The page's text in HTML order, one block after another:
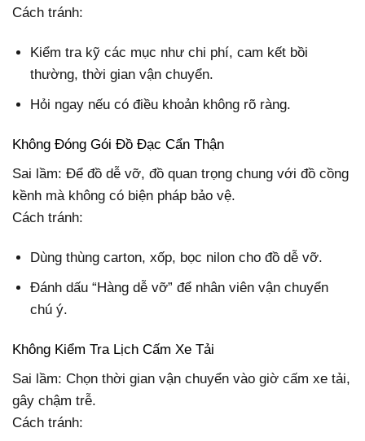
Cách tránh:
Kiểm tra kỹ các mục như chi phí, cam kết bồi
thường, thời gian vận chuyển.
Hỏi ngay nếu có điều khoản không rõ ràng.
Không Đóng Gói Đồ Đạc Cẩn Thận
Sai lầm: Để đồ dễ vỡ, đồ quan trọng chung với đồ cồng
kềnh mà không có biện pháp bảo vệ.
Cách tránh:
Dùng thùng carton, xốp, bọc nilon cho đồ dễ vỡ.
Đánh dấu “Hàng dễ vỡ” để nhân viên vận chuyển
chú ý.
Không Kiểm Tra Lịch Cấm Xe Tải
Sai lầm: Chọn thời gian vận chuyển vào giờ cấm xe tải,
gây chậm trễ.
Cách tránh: